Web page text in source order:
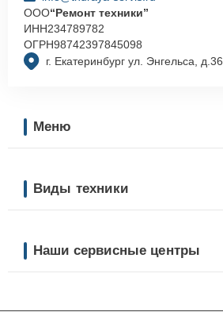
г. Екатеринбург ул. Энгельса, д.36
ООО“Ремонт техники”
ИНН234789782
ОГРН98742397845098
Меню
Виды техники
Наши сервисные центры